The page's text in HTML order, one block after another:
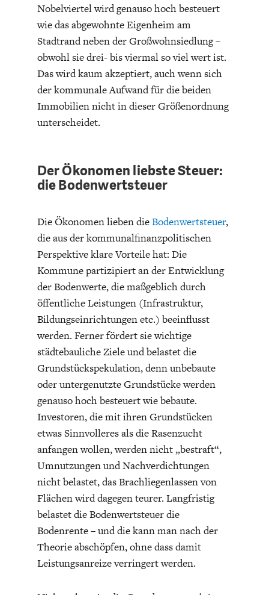
DAS DEUTSCHE
GESUNDHEITSWESEN
DIE NÄCHSTE STUFE DER
GLOBALISIERUNG
GERMANOMICS
GELDPOLITIK
GESELLSCHAFT
HÖRSAAL
Nobelviertel wird genauso hoch besteuert
wie das abgewohnte Eigenheim am
Stadtrand neben der Großwohnsiedlung –
obwohl sie drei- bis viermal so viel wert ist.
Das wird kaum akzeptiert, auch wenn sich
der kommunale Aufwand für die beiden
Immobilien nicht in dieser Größenordnung
unterscheidet.
Der Ökonomen liebste Steuer:
die Bodenwertsteuer
Die Ökonomen lieben dieBodenwertsteuer,
die aus der kommunalfinanzpolitischen
Perspektive klare Vorteile hat: Die
Kommune partizipiert an der Entwicklung
der Bodenwerte, die maßgeblich durch
öffentliche Leistungen (Infrastruktur,
Bildungseinrichtungen etc.) beeinflusst
werden. Ferner fördert sie wichtige
städtebauliche Ziele und belastet die
Grundstückspekulation, denn unbebaute
oder untergenutzte Grundstücke werden
genauso hoch besteuert wie bebaute.
Investoren, die mit ihren Grundstücken
etwas Sinnvolleres als die Rasenzucht
anfangen wollen, werden nicht „bestraft“,
Umnutzungen und Nachverdichtungen
nicht belastet, das Brachliegenlassen von
Flächen wird dagegen teurer. Langfristig
belastet die Bodenwertsteuer die
Bodenrente – und die kann man nach der
Theorie abschöpfen, ohne dass damit
Leistungsanreize verringert werden.